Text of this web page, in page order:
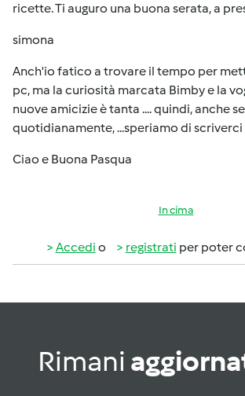
ricette. Ti auguro una buona serata, a
simona
Anch'io fatico a trovare il tempo per
pc, ma la curiosità marcata Bimby e la
nuove amicizie è tanta .... quindi, anche
quotidianamente, ...speriamo di scriverci
Ciao e Buona Pasqua
In cima
Accedi o registrati per poter
Rimani